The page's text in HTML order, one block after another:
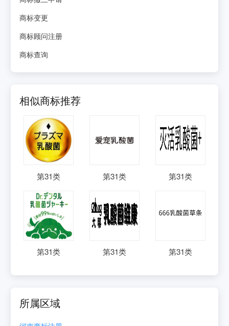
商标变更
商标顾问注册
商标查询
相似商标推荐
第31类 第31类 第31类
第31类 第31类 第31类
所属区域